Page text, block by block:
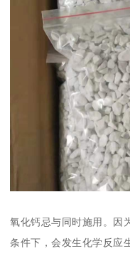
氧化钙忌与同时施用。因
条件下，会发生化学反应